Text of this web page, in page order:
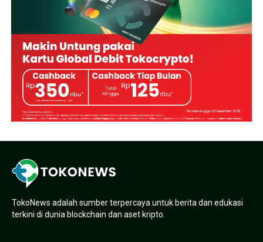
TokoNews adalah sumber terpercaya untuk berita dan edukasi
terkini di dunia blockchain dan aset kripto.